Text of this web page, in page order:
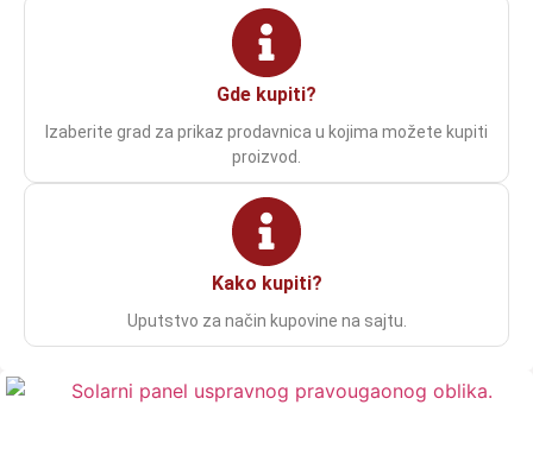
Gde kupiti?
Izaberite grad za prikaz prodavnica u kojima možete kupiti
proizvod.
Kako kupiti?
Uputstvo za način kupovine na sajtu.